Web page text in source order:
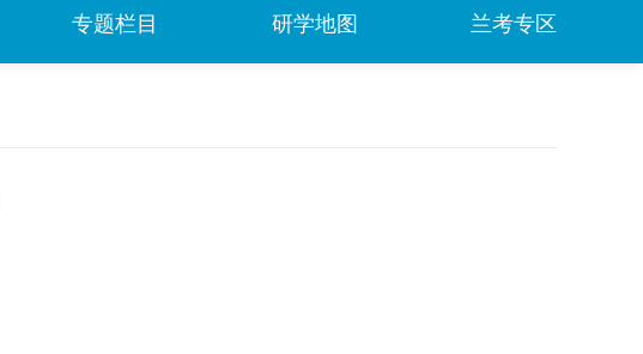
专题栏目 研学地图 兰考专区